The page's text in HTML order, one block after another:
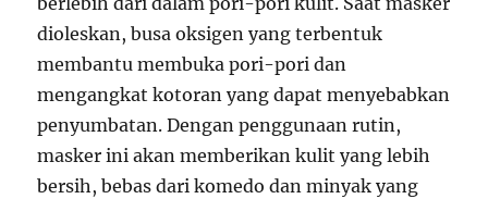
dioleskan, busa oksigen yang terbentuk
membantu membuka pori-pori dan
mengangkat kotoran yang dapat menyebabkan
penyumbatan. Dengan penggunaan rutin,
masker ini akan memberikan kulit yang lebih
bersih, bebas dari komedo dan minyak yang